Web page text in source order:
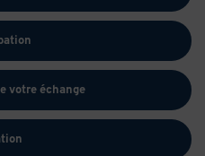
votre échange